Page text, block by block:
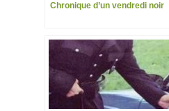
Chronique d’un vendredi noir